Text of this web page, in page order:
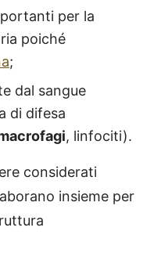
per la
poiché
;
dal sangue
di difesa
, linfociti).
considerati
insieme per